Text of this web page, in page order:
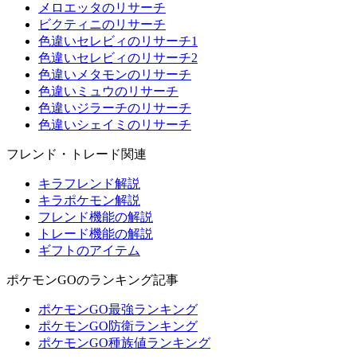
メロエッタのリサーチ
ビクティニのリサーチ
色違いセレビィのリサーチ1
色違いセレビィのリサーチ2
色違いメタモンのリサーチ
色違いミュウのリサーチ
色違いジラーチのリサーチ
色違いシェイミのリサーチ
フレンド・トレード関連
キラフレンド解説
キラポケモン解説
フレンド機能の解説
トレード機能の解説
ギフトのアイテム
ポケモンGOのランキング記事
ポケモンGO最強ランキング
ポケモンGO防衛ランキング
ポケモンGO種族値ランキング